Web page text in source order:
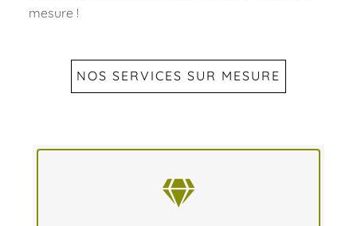
mesure !
NOS SERVICES SUR MESURE
